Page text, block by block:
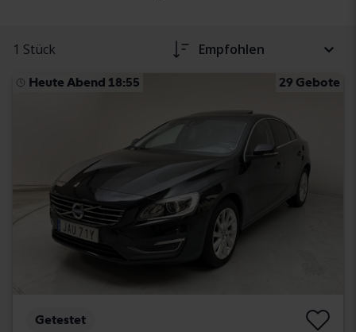
1 Stück Empfohlen
Heute Abend 18:55 29 Gebote
Getestet